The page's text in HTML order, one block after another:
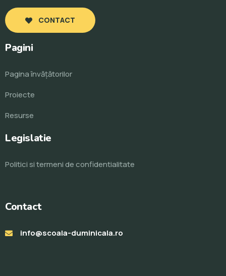
CONTACT
Pagini
Pagina învăţătorilor
Proiecte
Resurse
Legislatie
Politici si termeni de confidentialitate
Contact
info@scoala-duminicala.ro